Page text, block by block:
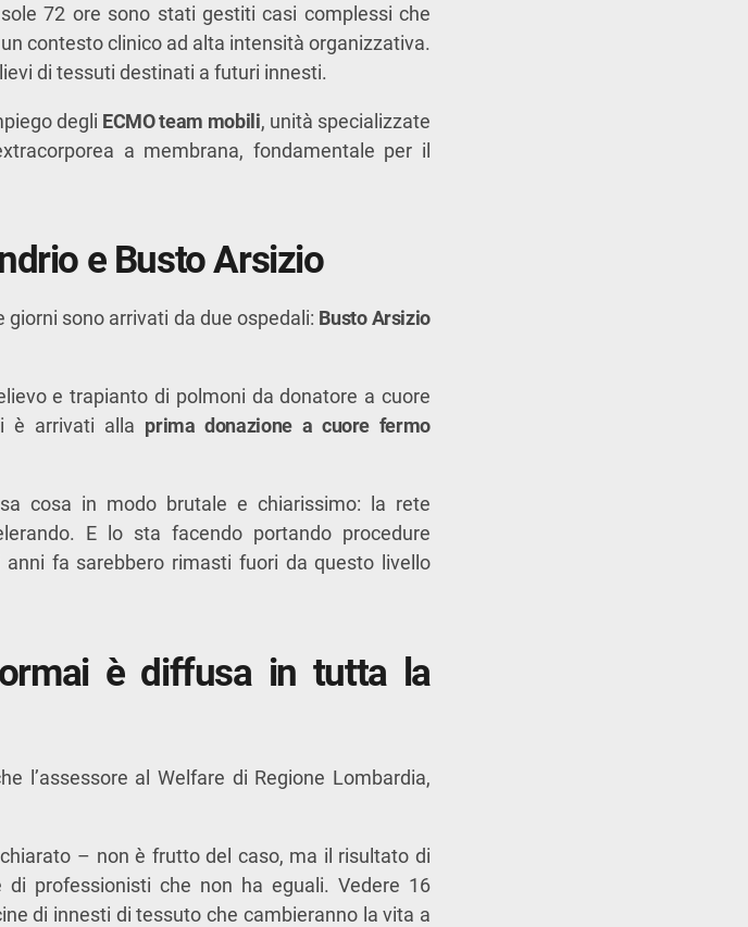
72 ore sono stati gestiti casi complessi che
un contesto clinico ad alta intensità organizzativa.
di tessuti destinati a futuri innesti.
degli ECMO team mobili, unità specializzate
a membrana, fondamentale per il
e Busto Arsizio
sono arrivati da due ospedali: Busto Arsizio
e trapianto di polmoni da donatore a cuore
è arrivati alla prima donazione a cuore fermo
cosa in modo brutale e chiarissimo: la rete
E lo sta facendo portando procedure
fa sarebbero rimasti fuori da questo livello
ormai è diffusa in tutta la
l’assessore al Welfare di Regione Lombardia,
– non è frutto del caso, ma il risultato di
professionisti che non ha eguali. Vedere 16
di innesti di tessuto che cambieranno la vita a